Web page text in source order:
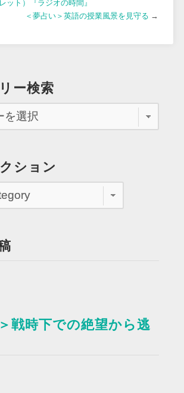
ット）『ラジオの時間』
＜夢占い＞英語の授業風景を見守る →
ー検索
ション
戦時下での絶望から逃